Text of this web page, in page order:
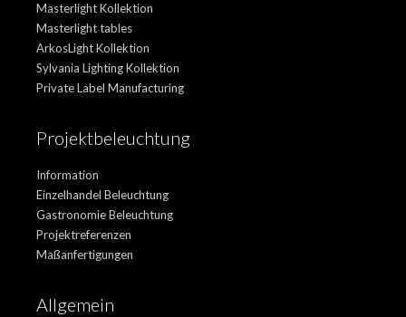
Masterlight Kollektion
Masterlight tables
ArkosLight Kollektion
Sylvania Lighting Kollektion
Private Label Manufacturing
Projektbeleuchtung
Information
Einzelhandel Beleuchtung
Gastronomie Beleuchtung
Projektreferenzen
Maßanfertigungen
Allgemein